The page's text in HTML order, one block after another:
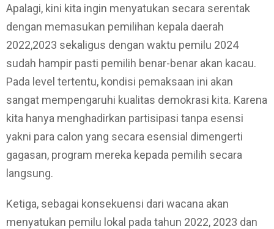
Apalagi, kini kita ingin menyatukan secara serentak
dengan memasukan pemilihan kepala daerah
2022,2023 sekaligus dengan waktu pemilu 2024
sudah hampir pasti pemilih benar-benar akan kacau.
Pada level tertentu, kondisi pemaksaan ini akan
sangat mempengaruhi kualitas demokrasi kita. Karena
kita hanya menghadirkan partisipasi tanpa esensi
yakni para calon yang secara esensial dimengerti
gagasan, program mereka kepada pemilih secara
langsung.
Ketiga, sebagai konsekuensi dari wacana akan
menyatukan pemilu lokal pada tahun 2022, 2023 dan